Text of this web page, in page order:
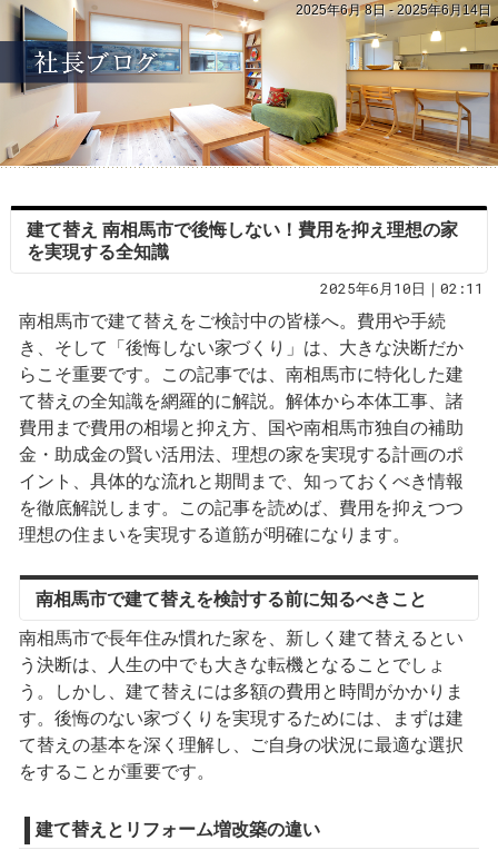
2025年6月 8日 - 2025年6月14日
建て替え 南相馬市で後悔しない！費用を抑え理想の家
を実現する全知識
2025年6月10日｜02:11
南相馬市で建て替えをご検討中の皆様へ。費用や手続
き、そして「後悔しない家づくり」は、大きな決断だか
らこそ重要です。この記事では、南相馬市に特化した建
て替えの全知識を網羅的に解説。解体から本体工事、諸
費用まで費用の相場と抑え方、国や南相馬市独自の補助
金・助成金の賢い活用法、理想の家を実現する計画のポ
イント、具体的な流れと期間まで、知っておくべき情報
を徹底解説します。この記事を読めば、費用を抑えつつ
理想の住まいを実現する道筋が明確になります。
南相馬市で建て替えを検討する前に知るべきこと
南相馬市で長年住み慣れた家を、新しく建て替えるとい
う決断は、人生の中でも大きな転機となることでしょ
う。しかし、建て替えには多額の費用と時間がかかりま
す。後悔のない家づくりを実現するためには、まずは建
て替えの基本を深く理解し、ご自身の状況に最適な選択
をすることが重要です。
建て替えとリフォーム増改築の違い